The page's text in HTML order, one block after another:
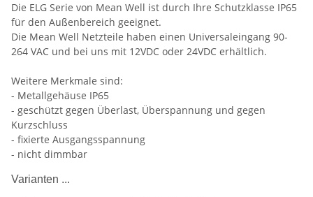
Die ELG Serie von Mean Well ist durch Ihre Schutzklasse IP65
für den Außenbereich geeignet.
Die Mean Well Netzteile haben einen Universaleingang 90-
264 VAC und bei uns mit 12VDC oder 24VDC erhältlich.
Weitere Merkmale sind:
- Metallgehäuse IP65
- geschützt gegen Überlast, Überspannung und gegen
Kurzschluss
- fixierte Ausgangsspannung
- nicht dimmbar
Varianten ...